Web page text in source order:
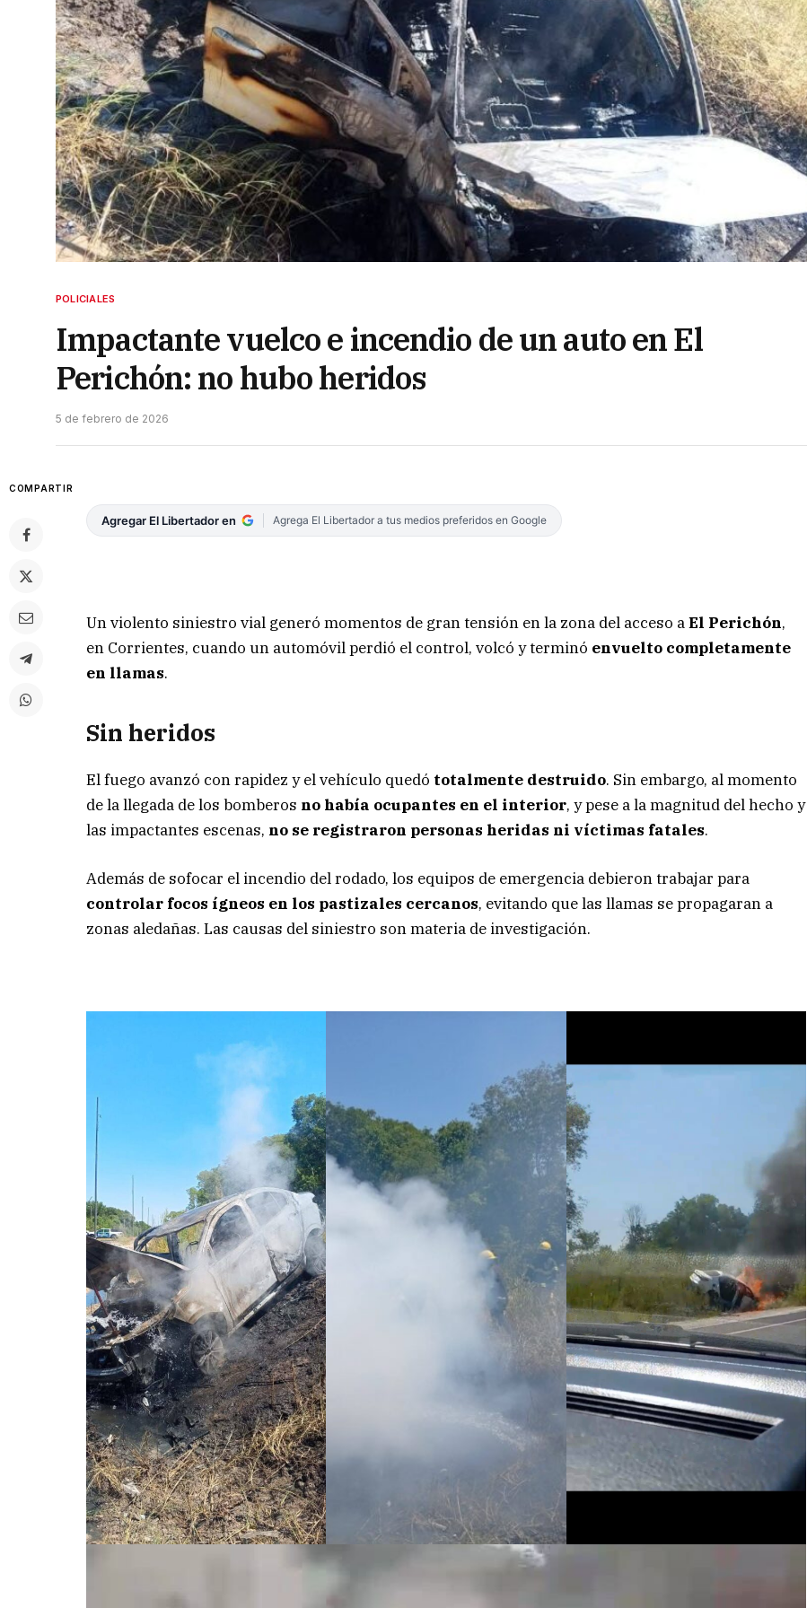
POLICIALES
Impactante vuelco e incendio de un auto en El
Perichón: no hubo heridos
5 de febrero de 2026
COMPARTIR
Agregar El Libertador en Agrega El Libertador a tus medios preferidos en Google
Un violento siniestro vial generó momentos de gran tensión en la zona del acceso aEl Perichón,
en Corrientes, cuando un automóvil perdió el control, volcó y terminó envuelto completamente
en llamas.
Sin heridos
El fuego avanzó con rapidez y el vehículo quedó totalmente destruido. Sin embargo, al momento
de la llegada de los bomberos no había ocupantes en el interior, y pese a la magnitud del hecho y
las impactantes escenas, no se registraron personas heridas ni víctimas fatales.
Además de sofocar el incendio del rodado, los equipos de emergencia debieron trabajar para
controlar focos ígneos en los pastizales cercanos, evitando que las llamas se propagaran a
zonas aledañas. Las causas del siniestro son materia de investigación.